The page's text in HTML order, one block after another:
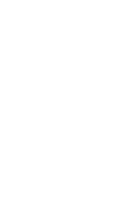
בטאלנטס השמה